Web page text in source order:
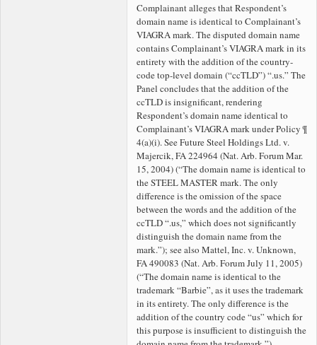
Complainant alleges that Respondent’s
domain name is identical to Complainant’s
VIAGRA mark. The disputed domain name
contains Complainant’s VIAGRA mark in its
entirety with the addition of the country-
code top-level domain (“ccTLD”) “.us.” The
Panel concludes that the addition of the
ccTLD is insignificant, rendering
Respondent’sdomain name identical to
Complainant’s VIAGRA mark under Policy ¶
4(a)(i). See Future Steel Holdings Ltd. v.
Majercik, FA 224964 (Nat. Arb. Forum Mar.
15, 2004) (“Thedomain name is identical to
the STEEL MASTER mark. The only
difference is the omission of the space
between the words and the addition of the
ccTLD “.us,” which does not significantly
distinguish the domain name from the
mark.”); see also Mattel, Inc. v. Unknown,
FA 490083 (Nat. Arb. Forum July 11, 2005)
(“The domain name is identical to the
trademark “Barbie”, as it uses the trademark
in its entirety. The only difference is the
addition of the country code “us” which for
this purpose is insufficient to distinguish the